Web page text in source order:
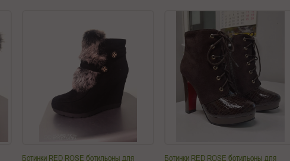
Ботинки RED ROSE ботильоны для Ботинки RED ROSE ботильоны для